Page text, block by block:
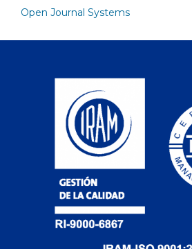
Open Journal Systems